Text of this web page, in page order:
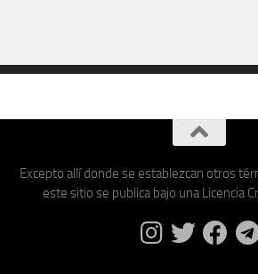
Excepto allí donde se establezcan otros
este sitio se publica bajo una Licencia